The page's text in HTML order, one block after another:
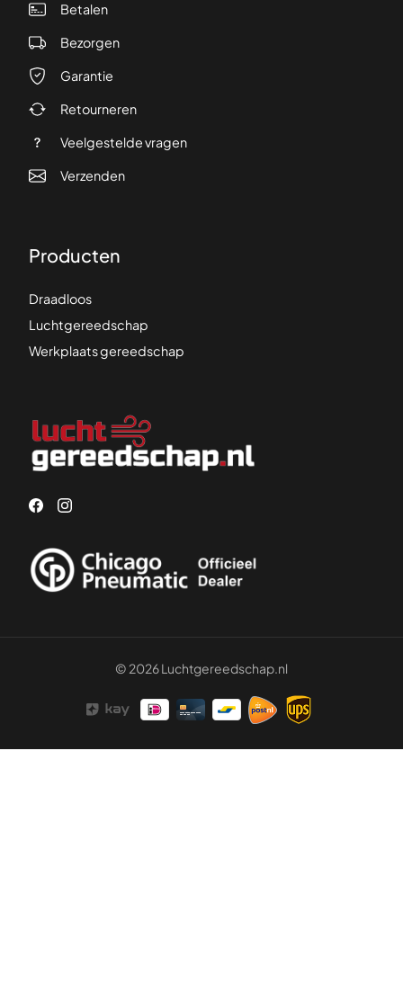
Betalen
Bezorgen
Garantie
Retourneren
Veelgestelde vragen
Verzenden
Producten
Draadloos
Luchtgereedschap
Werkplaats gereedschap
© 2026 Luchtgereedschap.nl